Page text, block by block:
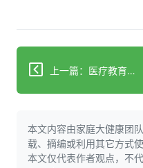
上一篇：医疗教育巨头与谷歌合作推出新AI认证
本文内容由家庭大健康团
载、摘编或利用其它方式
本文仅代表作者观点，不